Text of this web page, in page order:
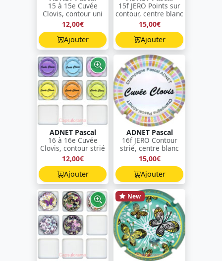
15 à 15e Cuvée
Clovis, contour uni
12,00€
Ajouter
15f JERO Points sur
contour, centre blanc
15,00€
Ajouter
ADNET Pascal
16 à 16e Cuvée
Clovis, contour strié
12,00€
Ajouter
ADNET Pascal
16f JERO Contour
strié, centre blanc
15,00€
Ajouter
New